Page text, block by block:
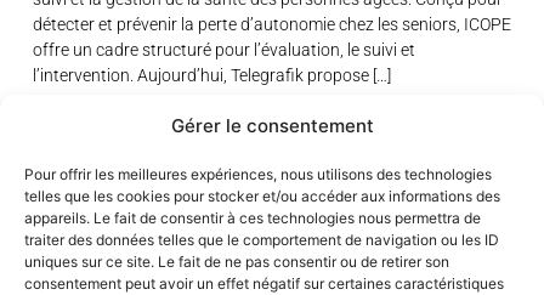
Gérer le consentement
Pour offrir les meilleures expériences, nous utilisons des technologies
telles que les cookies pour stocker et/ou accéder aux informations des
appareils. Le fait de consentir à ces technologies nous permettra de
traiter des données telles que le comportement de navigation ou les ID
uniques sur ce site. Le fait de ne pas consentir ou de retirer son
consentement peut avoir un effet négatif sur certaines caractéristiques
détecter et prévenir la perte d’autonomie chez les seniors, ICOPE
offre un cadre structuré pour l’évaluation, le suivi et
l’intervention. Aujourd’hui, Telegrafik propose […]
Charger Plus